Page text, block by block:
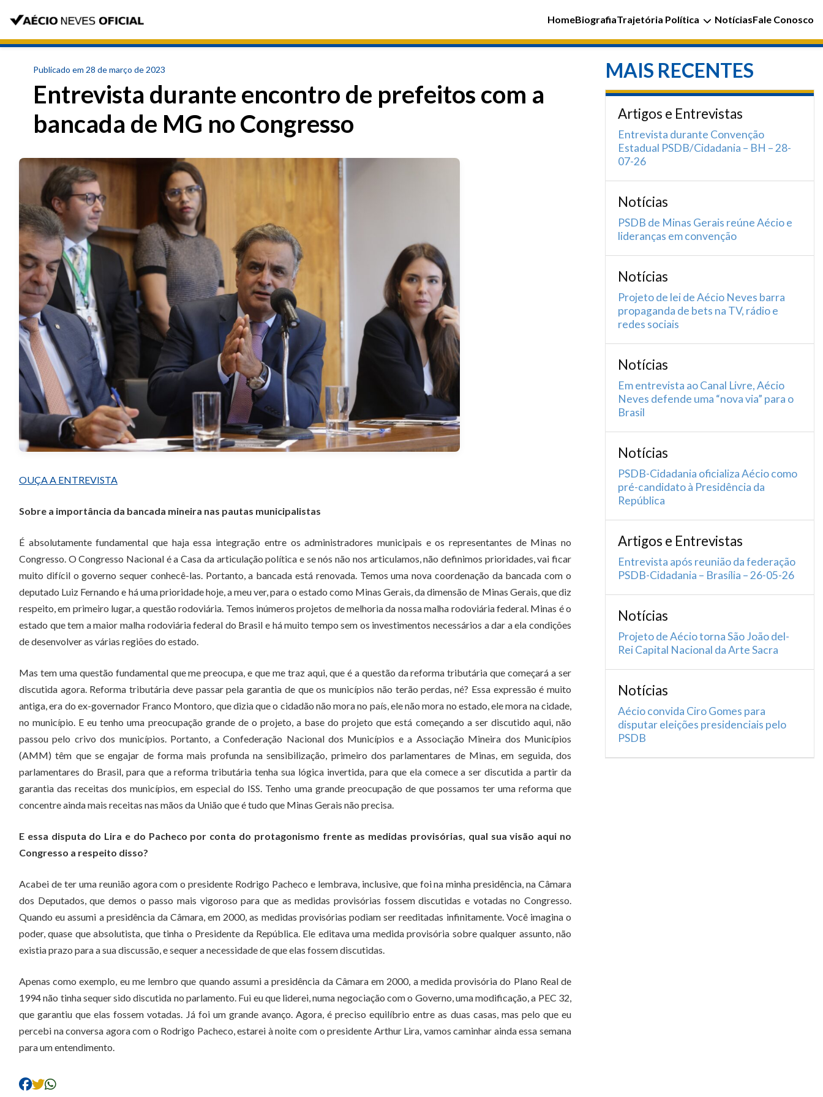
HomeBiografiaTrajetória Política NotíciasFale Conosco
Publicado em 28 de março de 2023
Entrevista durante encontro de prefeitos com a
bancada de MG no Congresso
OUÇA A ENTREVISTA
Sobre a importância da bancada mineira nas pautas municipalistas
É absolutamente fundamental que haja essa integração entre os administradores municipais e os representantes de Minas no
Congresso. O Congresso Nacional é a Casa da articulação política e se nós não nos articulamos, não definimos prioridades, vai ficar
muito difícil o governo sequer conhecê-las. Portanto, a bancada está renovada. Temos uma nova coordenação da bancada com o
deputado Luiz Fernando e há uma prioridade hoje, a meu ver, para o estado como Minas Gerais, da dimensão de Minas Gerais, que diz
respeito, em primeiro lugar, a questão rodoviária. Temos inúmeros projetos de melhoria da nossa malha rodoviária federal. Minas é o
estado que tem a maior malha rodoviária federal do Brasil e há muito tempo sem os investimentos necessários a dar a ela condições
de desenvolver as várias regiões do estado.
Mas tem uma questão fundamental que me preocupa, e que me traz aqui, que é a questão da reforma tributária que começará a ser
discutida agora. Reforma tributária deve passar pela garantia de que os municípios não terão perdas, né? Essa expressão é muito
antiga, era do ex-governador Franco Montoro, que dizia que o cidadão não mora no país, ele não mora no estado, ele mora na cidade,
no município. E eu tenho uma preocupação grande de o projeto, a base do projeto que está começando a ser discutido aqui, não
passou pelo crivo dos municípios. Portanto, a Confederação Nacional dos Municípios e a Associação Mineira dos Municípios
(AMM) têm que se engajar de forma mais profunda na sensibilização, primeiro dos parlamentares de Minas, em seguida, dos
parlamentares do Brasil, para que a reforma tributária tenha sua lógica invertida, para que ela comece a ser discutida a partir da
garantia das receitas dos municípios, em especial do ISS. Tenho uma grande preocupação de que possamos ter uma reforma que
concentre ainda mais receitas nas mãos da União que é tudo que Minas Gerais não precisa.
E essa disputa do Lira e do Pacheco por conta do protagonismo frente as medidas provisórias, qual sua visão aqui no
Congresso a respeito disso?
Acabei de ter uma reunião agora com o presidente Rodrigo Pacheco e lembrava, inclusive, que foi na minha presidência, na Câmara
dos Deputados, que demos o passo mais vigoroso para que as medidas provisórias fossem discutidas e votadas no Congresso.
Quando eu assumi a presidência da Câmara, em 2000, as medidas provisórias podiam ser reeditadas infinitamente. Você imagina o
poder, quase que absolutista, que tinha o Presidente da República. Ele editava uma medida provisória sobre qualquer assunto, não
existia prazo para a sua discussão, e sequer a necessidade de que elas fossem discutidas.
Apenas como exemplo, eu me lembro que quando assumi a presidência da Câmara em 2000, a medida provisória do Plano Real de
1994 não tinha sequer sido discutida no parlamento. Fui eu que liderei, numa negociação com o Governo, uma modificação, a PEC 32,
que garantiu que elas fossem votadas. Já foi um grande avanço. Agora, é preciso equilíbrio entre as duas casas, mas pelo que eu
percebi na conversa agora com o Rodrigo Pacheco, estarei à noite com o presidente Arthur Lira, vamos caminhar ainda essa semana
para um entendimento.
MAIS RECENTES
Artigos e Entrevistas
Entrevista durante Convenção
Estadual PSDB/Cidadania – BH – 28-
07-26
Notícias
PSDB de Minas Gerais reúne Aécio e
lideranças em convenção
Notícias
Projeto de lei de Aécio Neves barra
propaganda de bets na TV, rádio e
redes sociais
Notícias
Em entrevista ao Canal Livre, Aécio
Neves defende uma “nova via” para o
Brasil
Notícias
PSDB-Cidadania oficializa Aécio como
pré-candidato à Presidência da
República
Artigos e Entrevistas
Entrevista após reunião da federação
PSDB-Cidadania – Brasília – 26-05-26
Notícias
Projeto de Aécio torna São João del-
Rei Capital Nacional da Arte Sacra
Notícias
Aécio convida Ciro Gomes para
disputar eleições presidenciais pelo
PSDB